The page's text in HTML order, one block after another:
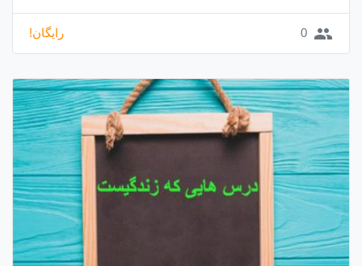
group
0 رایگان!